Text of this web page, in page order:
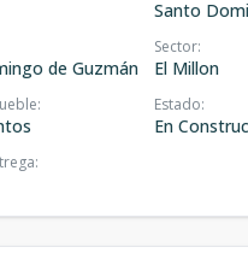
Santo
de Guzmán
Sector:
El Millon
: Estado:
En
: